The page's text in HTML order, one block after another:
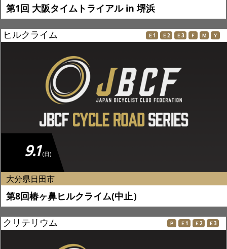
第1回 大阪タイムトライアル in 堺浜
ヒルクライム Ｅ1 Ｅ2 Ｅ3 Ｆ Ｍ Ｙ
9.1 (日)
大分県日田市
第8回椿ヶ鼻ヒルクライム(中止）
クリテリウム Ｐ Ｅ1 Ｅ2 Ｅ3